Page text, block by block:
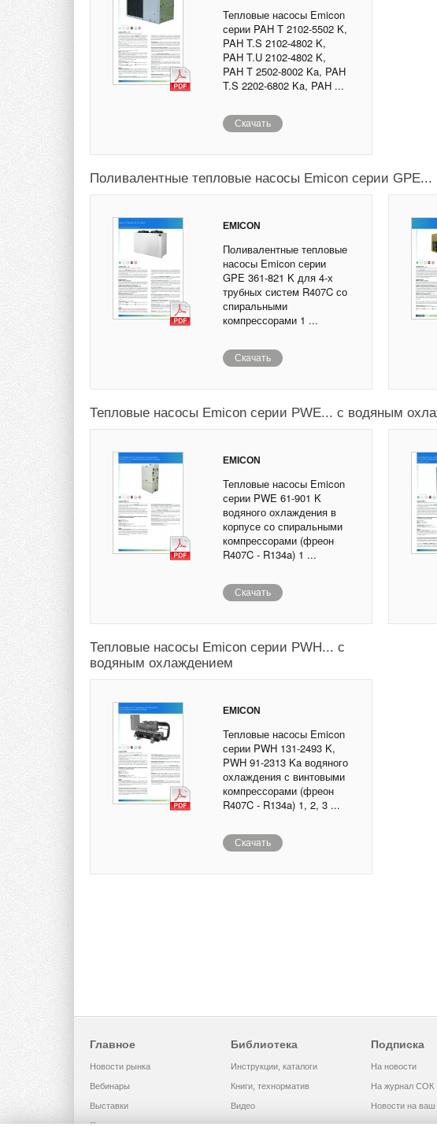
Тепловые насосы Emicon
серии PAH T 2102-5502 K,
PAH T.S 2102-4802 K,
PAH T.U 2102-4802 K,
PAH T 2502-8002 Ka, PAH
T.S 2202-6802 Ka, PAH ...
Скачать
Поливалентные тепловые насосы Emicon серии GPE...
EMICON
Поливалентные тепловые
насосы Emicon серии
GPE 361-821 K для 4-х
трубных систем R407C со
спиральными
компрессорами 1 ...
Скачать
Тепловые насосы Emicon серии PWE... с водяным
EMICON
Тепловые насосы Emicon
серии PWE 61-901 K
водяного охлаждения в
корпусе со спиральными
компрессорами (фреон
R407C - R134a) 1 ...
Скачать
Тепловые насосы Emicon серии PWH... с
водяным охлаждением
EMICON
Тепловые насосы Emicon
серии PWH 131-2493 K,
PWH 91-2313 Ka водяного
охлаждения с винтовыми
компрессорами (фреон
R407C - R134a) 1, 2, 3 ...
Скачать
Главное
Новости рынка
Вебинары
Выставки
Библиотека
Инструкции, каталоги
Книги, технорматив
Видео
Подписка
На новости
На журнал СОК
Новости на ваш